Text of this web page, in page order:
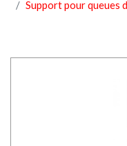
Support pour queues